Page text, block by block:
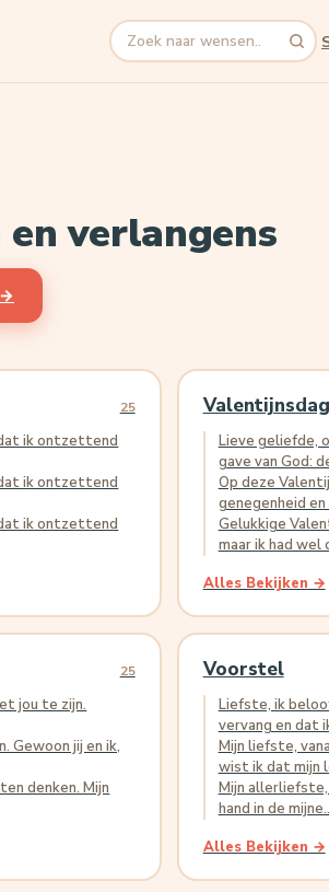
Zoeken
en verlangens
25
ik ontzettend
ik ontzettend
ik ontzettend
Valentijnsdag
Lieve geliefde,
gave van God:
Op deze
genegenheid
Gelukkige
maar ik had wel
Alles Bekijken →
25
jou te zijn.
Gewoon jij en ik,
denken. Mijn
Voorstel
Liefste, ik
vervang en dat
Mijn liefste,
wist ik dat mijn
Mijn allerliefste,
hand in de
Alles Bekijken →